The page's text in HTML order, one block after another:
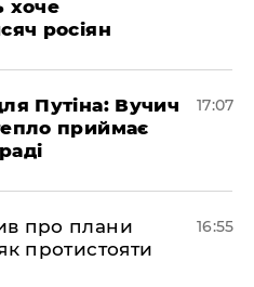
хоче
росіян
Путіна: Вучич
приймає
17:07
про плани
протистояти
16:55